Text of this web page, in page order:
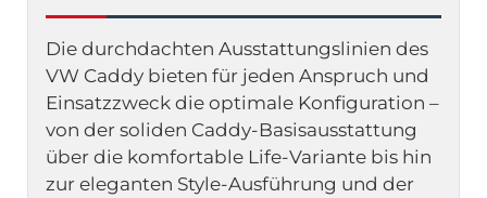
Die durchdachten Ausstattungslinien des
VW Caddy bieten für jeden Anspruch und
Einsatzzweck die optimale Konfiguration –
von der soliden Caddy-Basisausstattung
über die komfortable Life-Variante bis hin
zur eleganten Style-Ausführung und der